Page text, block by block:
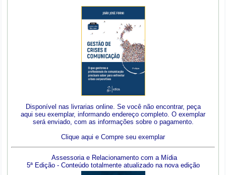
Disponível nas livrarias online. Se você não encontrar, peça
aqui seu exemplar, informando endereço completo. O exemplar
será enviado, com as informações sobre o pagamento.
Clique aqui e Compre seu exemplar
Assessoria e Relacionamento com a Mídia
5ª Edição - Conteúdo totalmente atualizado na nova edição